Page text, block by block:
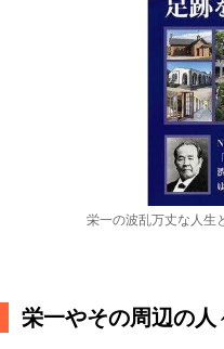
栄一の波乱万丈な人生
栄一やその周辺の